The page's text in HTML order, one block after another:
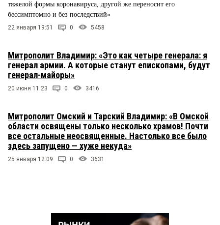
тяжелой формы коронавируса, другой же переносит его
бессимптомно и без последствий»
22 января 19:51 0 5458
Митрополит Владимир: «Это как четыре генерала: я
генерал армии. А которые станут епископами, будут
генерал-майоры»
20 июня 11:23 0 3416
Митрополит Омский и Тарский Владимир: «В Омской
области освящены только несколько храмов! Почти
все остальные неосвященные. Настолько все было
здесь запущено — хуже некуда»
25 января 12:09 0 3631